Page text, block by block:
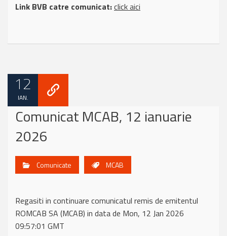
Link BVB catre comunicat:click aici
12
IAN.
Comunicat MCAB, 12 ianuarie
2026
Comunicate MCAB
Regasiti in continuare comunicatul remis de emitentul
ROMCAB SA (MCAB) in data de Mon, 12 Jan 2026
09:57:01 GMT